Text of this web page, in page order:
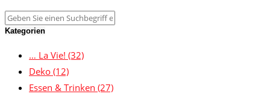
Kategorien
… La Vie! (32)
Deko (12)
Essen & Trinken (27)